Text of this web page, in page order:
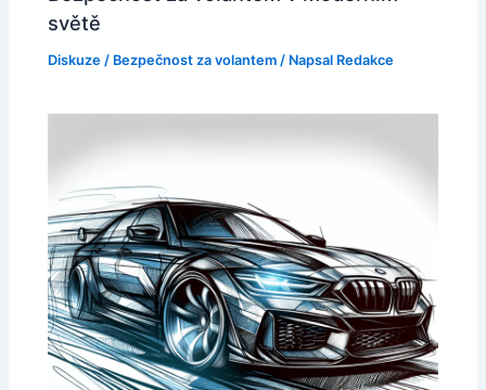
světě
Diskuze / Bezpečnost za volantem / Napsal Redakce